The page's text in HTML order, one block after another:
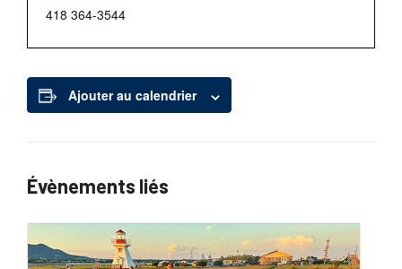
418 364-3544
Ajouter au calendrier
Évènements liés